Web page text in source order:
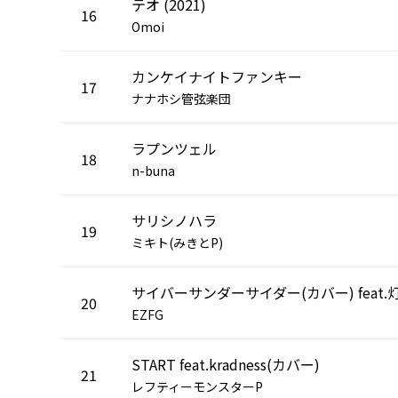
16
Omoi
17 カンケイナイトファンキー
ナナホシ管弦楽団
18 ラプンツェル
n-buna
19 サリシノハラ
ミキト(みきとP)
20 サイバーサンダーサイダー(カバー) feat.
EZFG
21 START feat.kradness(カバー)
レフティーモンスターP